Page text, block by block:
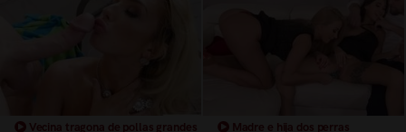
Vecina tragona de pollas grandes
Madre e hija dos perras